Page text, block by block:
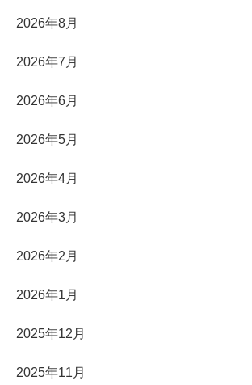
2026年8月
2026年7月
2026年6月
2026年5月
2026年4月
2026年3月
2026年2月
2026年1月
2025年12月
2025年11月